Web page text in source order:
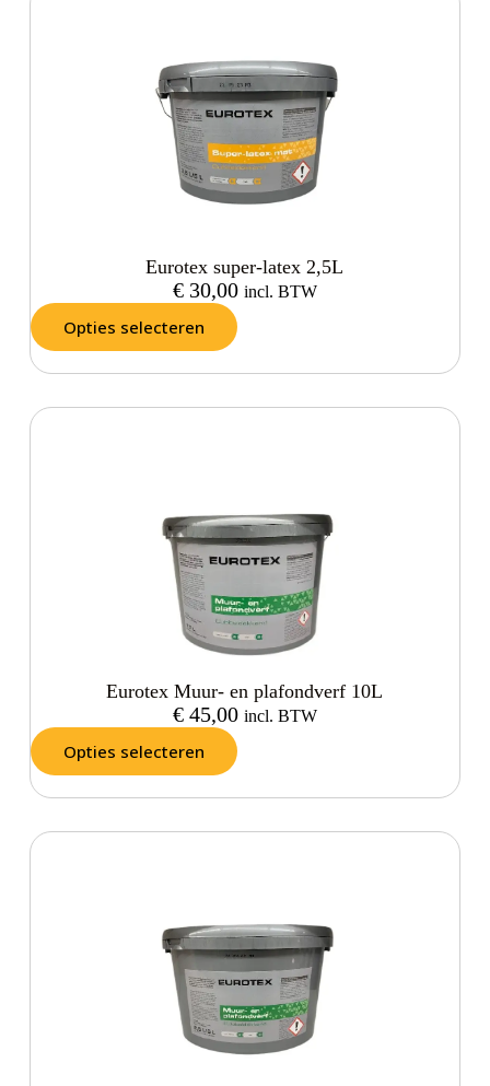
Eurotex super-latex 2,5L
€30,00 incl. BTW
Opties selecteren
Eurotex Muur- en plafondverf 10L
€45,00 incl. BTW
Opties selecteren